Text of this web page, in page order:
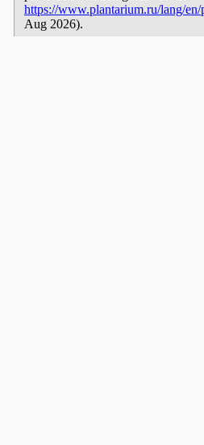
https://www.plantarium.ru/lang/
Aug 2026).